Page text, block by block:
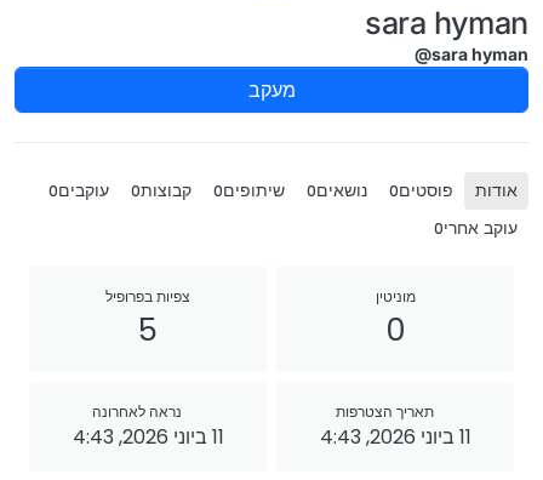
sara hyman
@sara hyman
מעקב
אודות פוסטים0 נושאים0 שיתופים0 קבוצות0 עוקבים0
עוקב אחרי0
מוניטין
0
צפיות בפרופיל
5
תאריך הצטרפות
11 ביוני 2026, 4:43
נראה לאחרונה
11 ביוני 2026, 4:43